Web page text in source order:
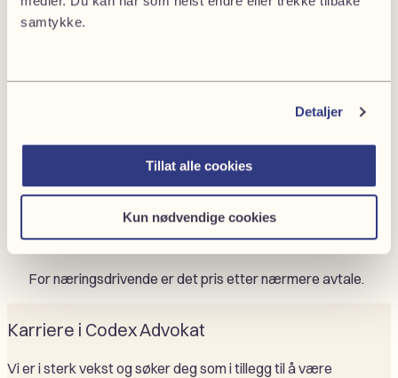
samtykke.
Detaljer
Tillat alle cookies
Kun nødvendige cookies
NOK 2750,- til NOK 4450,-
oppdraget, oppdragets art og vanskelighetsgrad, samt
de verdier saken gjelder.
NOK 2750 eks. mva. til NOK 4450 (innbefattet alle
stillingskategorier hos oss; advokatfullmektiger, ansatt
advokater, senioradvokater og partnere).
For næringsdrivende er det pris etter nærmere avtale.
Karriere i Codex Advokat
Vi er i sterk vekst og søker deg som i tillegg til å være